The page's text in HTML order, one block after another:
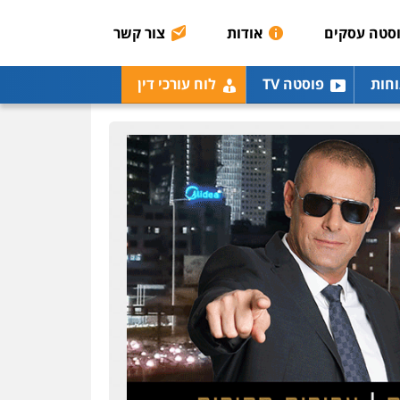
עסקים אודות צור קשר
פוסטה TV לוח עורכי דין
מחיקת כתבות מגוגל
ודחיקת אזכורים שליליים
דין
0522508109
אחסון אתרים
מהירות הגנה גיבוי
תמיכה שירותים מקצועיים
לעורכי דין
מרכז התחלה חדשה
אסירים עבירות מין
שירותים מקצועיים לעורכי
דין
0544500346
מאיה בלום, עו"ס,
טיפול ושיקום
טיפול בהתמכרויות